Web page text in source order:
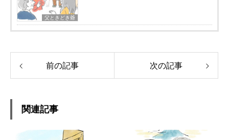
父ときどき爺
前の記事 次の記事
関連記事